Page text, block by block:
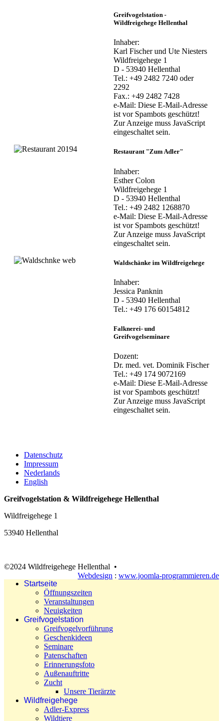
Greifvogelstation -
Wildfreigehege Hellenthal
Inhaber:
Karl Fischer und Ute Niesters
Wildfreigehege 1
D - 53940 Hellenthal
Tel.: +49 2482 7240 oder
2292
Fax.: +49 2482 7428
e-Mail: Diese E-Mail-Adresse
ist vor Spambots geschützt!
Zur Anzeige muss JavaScript
eingeschaltet sein.
Restaurant "Zum Adler"
Inhaber:
Esther Colon
Wildfreigehege 1
D - 53940 Hellenthal
Tel.: +49 2482 1268870
e-Mail: Diese E-Mail-Adresse
ist vor Spambots geschützt!
Zur Anzeige muss JavaScript
eingeschaltet sein.
Waldschänke im Wildfreigehege
Inhaber:
Jessica Panknin
D - 53940 Hellenthal
Tel.: +49 176 60154812
Falknerei- und
Greifvogelseminare
Dozent:
Dr. med. vet. Dominik Fischer
Tel.: +49 174 9072169
e-Mail: Diese E-Mail-Adresse
ist vor Spambots geschützt!
Zur Anzeige muss JavaScript
eingeschaltet sein.
Datenschutz
Impressum
Nederlands
English
Greifvogelstation & Wildfreigehege Hellenthal
Wildfreigehege 1
53940 Hellenthal
©2024 Wildfreigehege Hellenthal •
Webdesign : www.joomla-programmieren.de
Startseite
Öffnungszeiten
Veranstaltungen
Neuigkeiten
Greifvogelstation
Greifvogelvorführung
Geschenkideen
Seminare
Patenschaften
Erinnerungsfoto
Außenauftritte
Zucht
Unsere Tierärzte
Wildfreigehege
Adler-Express
Wildtiere